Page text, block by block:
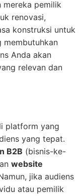
mereka pemilik
renovasi,
konstruksi untuk
membutuhkan
Anda akan
relevan dan
platform yang
yang tepat.
B2B (bisnis-ke-
website
jika audiens
atau pemilik